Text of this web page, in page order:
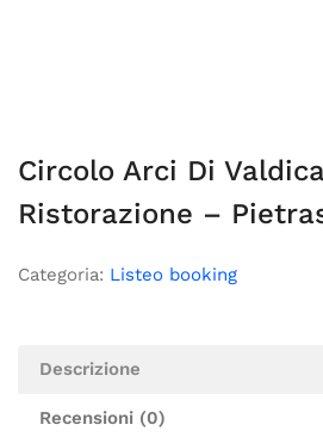
Circolo Arci Di
Ristorazione –
Categoria: Listeo booking
Descrizione
Recensioni (0)